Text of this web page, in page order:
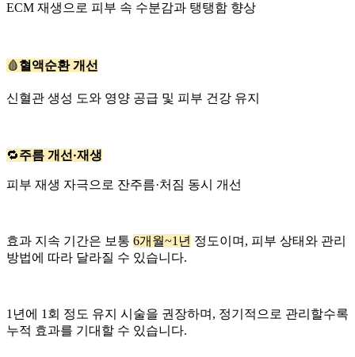
ECM 재생으로 피부 속 수분감과 탱탱함 향상
🩸혈액순환 개선
신혈관 생성 도와 영양 공급 및 피부 건강 유지
🔁주름 개선·재생
피부 재생 자극으로 잔주름·처짐 동시 개선
효과 지속 기간은 보통 6개월~1년 정도이며, 피부 상태와 관리
방법에 따라 달라질 수 있습니다.
1년에 1회 정도 유지 시술을 권장하며, 정기적으로 관리할수록
누적 효과를 기대할 수 있습니다.